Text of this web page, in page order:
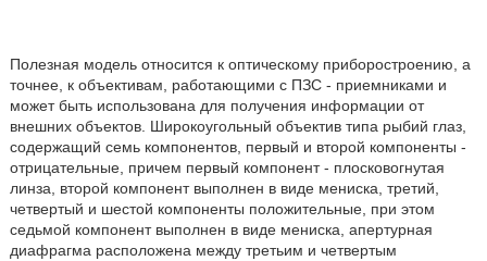
Полезная модель относится к оптическому приборостроению, а
точнее, к объективам, работающими с ПЗС - приемниками и
может быть использована для получения информации от
внешних объектов. Широкоугольный объектив типа рыбий глаз,
содержащий семь компонентов, первый и второй компоненты -
отрицательные, причем первый компонент - плосковогнутая
линза, второй компонент выполнен в виде мениска, третий,
четвертый и шестой компоненты положительные, при этом
седьмой компонент выполнен в виде мениска, апертурная
диафрагма расположена между третьим и четвертым